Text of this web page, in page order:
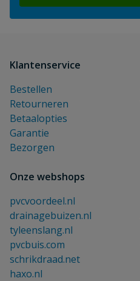
Klantenservice
Bestellen
Retourneren
Betaalopties
Garantie
Bezorgen
Onze webshops
pvcvoordeel.nl
drainagebuizen.nl
tyleenslang.nl
pvcbuis.com
schrikdraad.net
haxo.nl